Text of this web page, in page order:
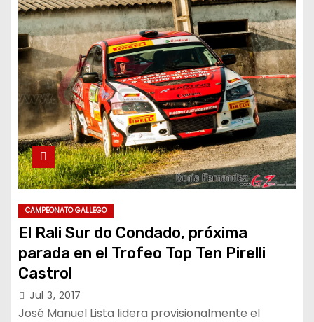
CAMPEONATO GALLEGO
El Rali Sur do Condado, próxima
parada en el Trofeo Top Ten Pirelli
Castrol
Jul 3, 2017
José Manuel Lista lidera provisionalmente el